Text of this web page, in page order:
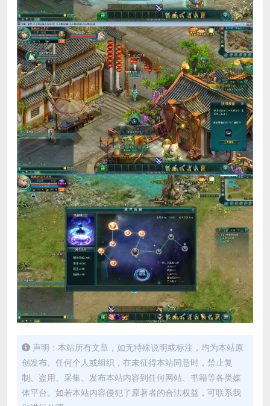
声明：本站所有文章，如无特殊说明或标注，均为本站原
创发布。任何个人或组织，在未征得本站同意时，禁止复
制、盗用、采集、发布本站内容到任何网站、书籍等各类媒
体平台。如若本站内容侵犯了原著者的合法权益，可联系我